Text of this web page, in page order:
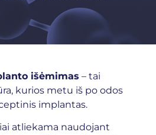
išėmimas – tai
kurios metu iš po odos
implantas.
atliekama naudojant